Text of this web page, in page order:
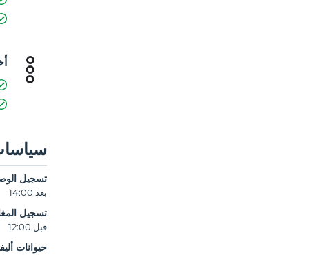
تسجيل
بعد 14:00
تسجيل
قبل 12:00
حيوانات